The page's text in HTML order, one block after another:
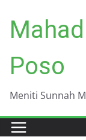
content
Poso
Meniti Sunnah